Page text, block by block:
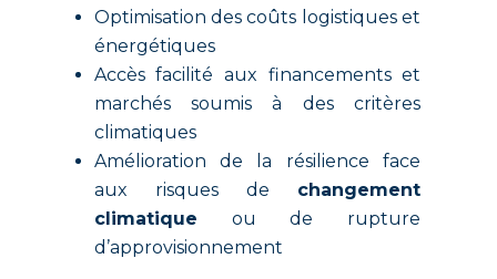
Optimisation des coûts logistiques et
énergétiques
Accès facilité aux financements et
marchés soumis à des critères
climatiques
Amélioration de la résilience face
aux risques de changement
climatique ou de rupture
d’approvisionnement